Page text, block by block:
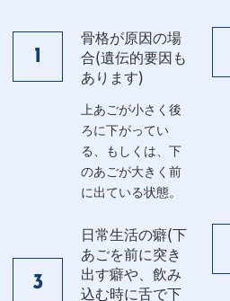
1
骨格が原因の場
合(遺伝的要因も
あります)
上あごが小さく後
ろに下がってい
る、もしくは、下
のあごが大きく前
に出ている状態。
3
日常生活の癖(下
あごを前に突き
出す癖や、飲み
込む時に舌で下